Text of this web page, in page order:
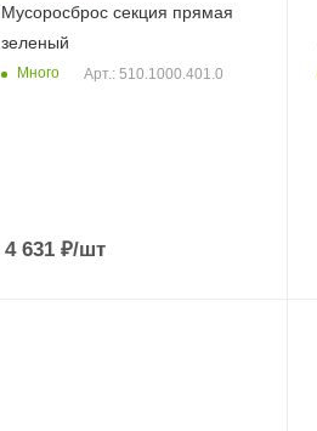
Мусоросброс секция прямая
зеленый
Много Арт.: 510.1000.401.0
4 631 ₽/шт